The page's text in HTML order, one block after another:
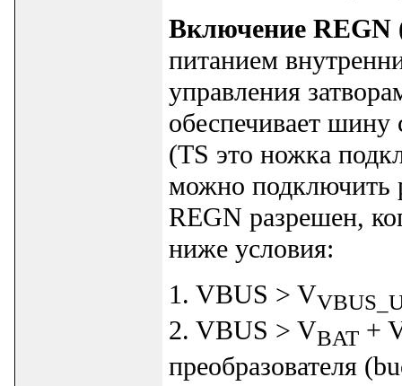
Включение REGN
питанием
управления
обеспечивает
(TS это ножка
можно подключить
REGN разрешен,
ниже условия:
1. VBUS > V
2. VBUS > VBAT+
преобразователя